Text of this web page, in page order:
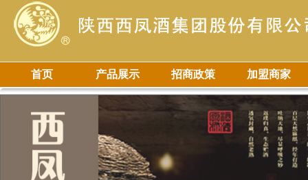
首页 产品展示 招商政策 加盟商家